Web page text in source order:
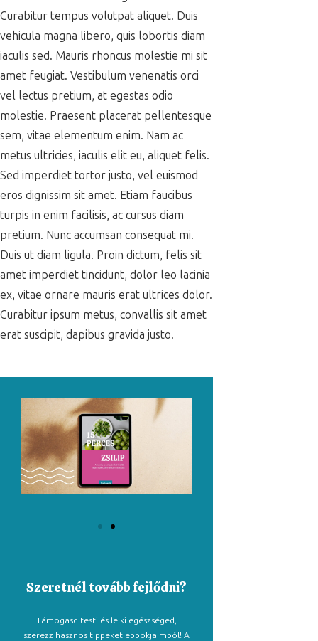
Curabitur tempus volutpat aliquet. Duis
vehicula magna libero, quis lobortis diam
iaculis sed. Mauris rhoncus molestie mi sit
amet feugiat. Vestibulum venenatis orci
vel lectus pretium, at egestas odio
molestie. Praesent placerat pellentesque
sem, vitae elementum enim. Nam ac
metus ultricies, iaculis elit eu, aliquet felis.
Sed imperdiet tortor justo, vel euismod
eros dignissim sit amet. Etiam faucibus
turpis in enim facilisis, ac cursus diam
pretium. Nunc accumsan consequat mi.
Duis ut diam ligula. Proin dictum, felis sit
amet imperdiet tincidunt, dolor leo lacinia
ex, vitae ornare mauris erat ultrices dolor.
Curabitur ipsum metus, convallis sit amet
erat suscipit, dapibus gravida justo.
Szeretnél tovább fejlődni?
Támogasd testi és lelki egészséged,
szerezz hasznos tippeket ebbokjaimból! A